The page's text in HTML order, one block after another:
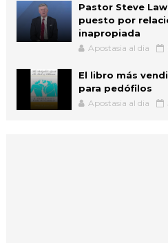
Pastor Steve
puesto por
inapropiada
Apostasia al dia
El libro más
para pedófilos
Apostasia al dia